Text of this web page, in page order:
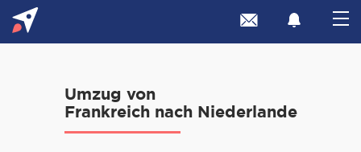
Umzug von
Frankreich nach Niederlande